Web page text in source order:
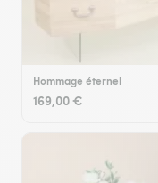
Hommage éternel
169,00 €